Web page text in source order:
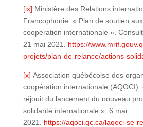
[ix] Ministère des Relations
Francophonie. « Plan de soutien
coopération internationale ».
21 mai 2021. https://
projets/plan-de-relance/actions-
[x] Association québécoise des
coopération internationale (AQOCI).
réjouit du lancement du nouveau
solidarité internationale », 6 mai
2021. https://aqoci.qc.ca/laqoci-se-